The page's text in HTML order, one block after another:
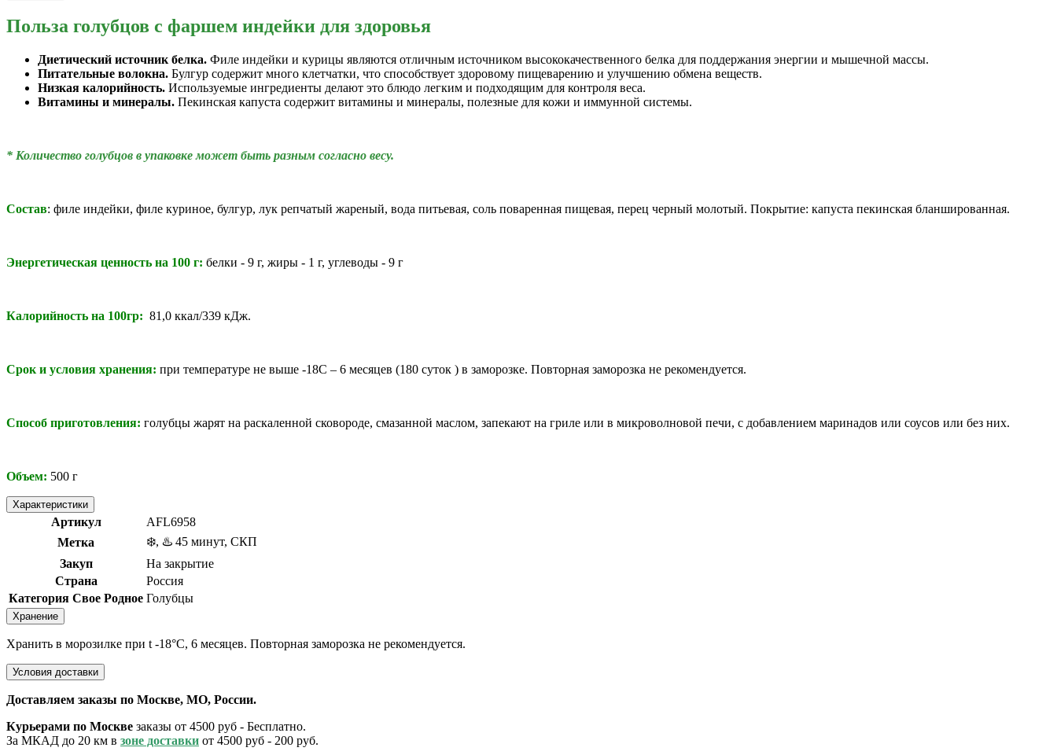
Польза голубцов с фаршем индейки для здоровья
Диетический источник белка. Филе индейки и курицы являются отличным источником высококачественного белка для поддержания энергии и мышечной массы.
Питательные волокна. Булгур содержит много клетчатки, что способствует здоровому пищеварению и улучшению обмена веществ.
Низкая калорийность. Используемые ингредиенты делают это блюдо легким и подходящим для контроля веса.
Витамины и минералы. Пекинская капуста содержит витамины и минералы, полезные для кожи и иммунной системы.
* Количество голубцов в упаковке может быть разным согласно весу.
Состав: филе индейки, филе куриное, булгур, лук репчатый жареный, вода питьевая, соль поваренная пищевая, перец черный молотый. Покрытие: капуста пекинская бланшированная.
Энергетическая ценность на 100 г: белки - 9 г, жиры - 1 г, углеводы - 9 г
Калорийность на 100гр: 81,0 ккал/339 кДж.
Срок и условия хранения: при температуре не выше -18С – 6 месяцев (180 суток ) в заморозке. Повторная заморозка не рекомендуется.
Способ приготовления: голубцы жарят на раскаленной сковороде, смазанной маслом, запекают на гриле или в микроволновой печи, с добавлением маринадов или соусов или без них.
Объем: 500 г
Характеристики
Артикул
AFL6958
Метка
❄️, ♨️ 45 минут, СКП
Закуп
На закрытие
Страна
Россия
Категория Свое Родное Голубцы
Хранение
Хранить в морозилке при t -18°C, 6 месяцев. Повторная заморозка не рекомендуется.
Условия доставки
Доставляем заказы по Москве, МО, России.
Курьерами по Москве заказы от 4500 руб - Бесплатно.
За МКАД до 20 км в зоне доставки от 4500 руб - 200 руб.